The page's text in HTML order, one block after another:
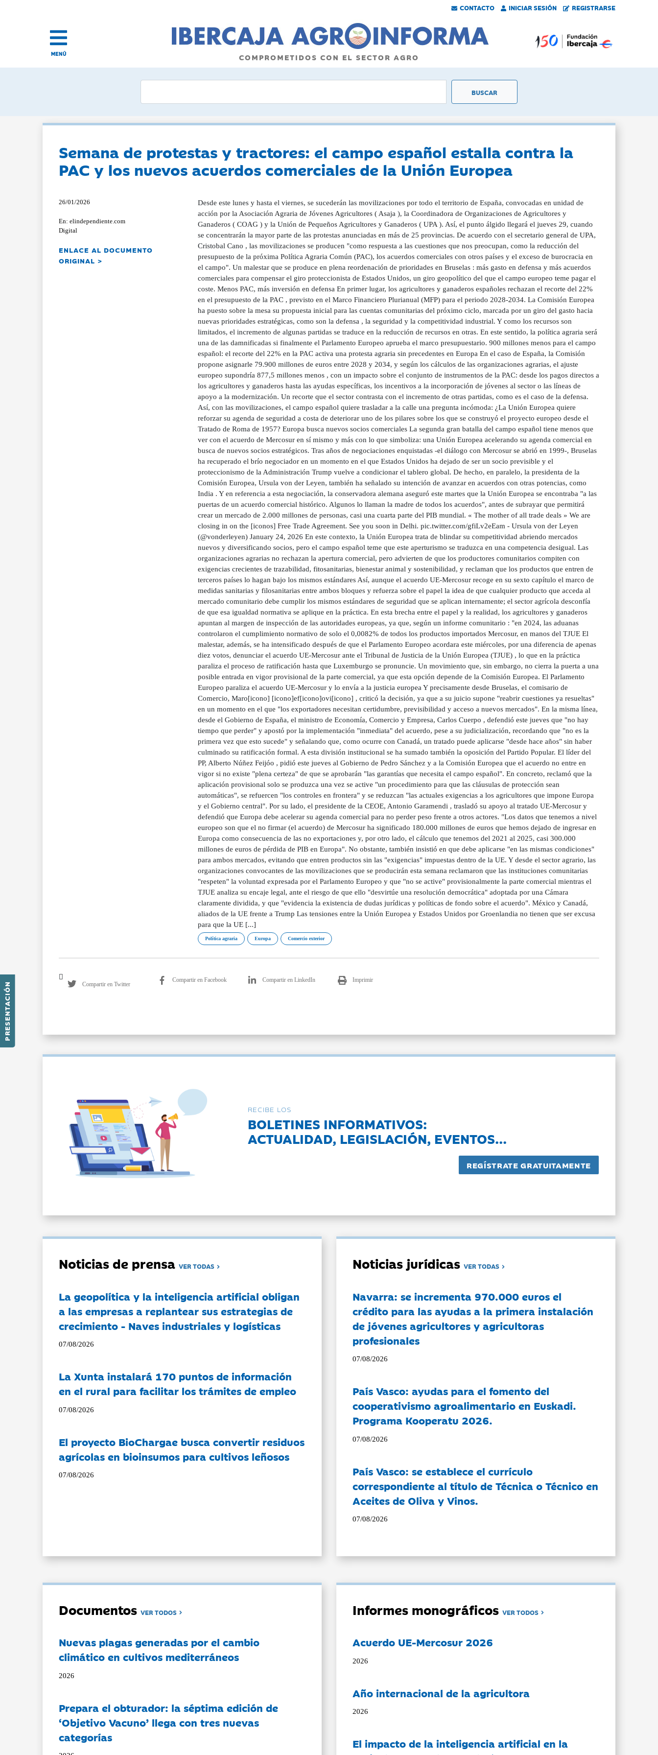
CONTACTO INICIAR SESIÓN REGISTRARSE
PRESENTACIÓN
MENÚ COMPROMETIDOS CON EL SECTOR AGRO
Semana de protestas y tractores: el campo español estalla contra la
PAC y los nuevos acuerdos comerciales de la Unión Europea
26/01/2026
En: elindependiente.com
Digital
ENLACE AL DOCUMENTO
ORIGINAL >
Desde este lunes y hasta el viernes, se sucederán las movilizaciones por todo el territorio de España, convocadas en unidad de
acción por la Asociación Agraria de Jóvenes Agricultores ( Asaja ), la Coordinadora de Organizaciones de Agricultores y
Ganaderos ( COAG ) y la Unión de Pequeños Agricultores y Ganaderos ( UPA ). Así, el punto álgido llegará el jueves 29, cuando
se concentrarán la mayor parte de las protestas anunciadas en más de 25 provincias. De acuerdo con el secretario general de UPA,
Cristobal Cano , las movilizaciones se producen "como respuesta a las cuestiones que nos preocupan, como la reducción del
presupuesto de la próxima Política Agraria Común (PAC), los acuerdos comerciales con otros países y el exceso de burocracia en
el campo". Un malestar que se produce en plena reordenación de prioridades en Bruselas : más gasto en defensa y más acuerdos
comerciales para compensar el giro proteccionista de Estados Unidos, un giro geopolítico del que el campo europeo teme pagar el
coste. Menos PAC, más inversión en defensa En primer lugar, los agricultores y ganaderos españoles rechazan el recorte del 22%
en el presupuesto de la PAC , previsto en el Marco Financiero Plurianual (MFP) para el periodo 2028-2034. La Comisión Europea
ha puesto sobre la mesa su propuesta inicial para las cuentas comunitarias del próximo ciclo, marcada por un giro del gasto hacia
nuevas prioridades estratégicas, como son la defensa , la seguridad y la competitividad industrial. Y como los recursos son
limitados, el incremento de algunas partidas se traduce en la reducción de recursos en otras. En este sentido, la política agraria será
una de las damnificadas si finalmente el Parlamento Europeo aprueba el marco presupuestario. 900 millones menos para el campo
español: el recorte del 22% en la PAC activa una protesta agraria sin precedentes en Europa En el caso de España, la Comisión
propone asignarle 79.900 millones de euros entre 2028 y 2034, y según los cálculos de las organizaciones agrarias, el ajuste
europeo supondría 877,5 millones menos , con un impacto sobre el conjunto de instrumentos de la PAC: desde los pagos directos a
los agricultores y ganaderos hasta las ayudas específicas, los incentivos a la incorporación de jóvenes al sector o las líneas de
apoyo a la modernización. Un recorte que el sector contrasta con el incremento de otras partidas, como es el caso de la defensa.
Así, con las movilizaciones, el campo español quiere trasladar a la calle una pregunta incómoda: ¿La Unión Europea quiere
reforzar su agenda de seguridad a costa de deteriorar uno de los pilares sobre los que se construyó el proyecto europeo desde el
Tratado de Roma de 1957? Europa busca nuevos socios comerciales La segunda gran batalla del campo español tiene menos que
ver con el acuerdo de Mercosur en sí mismo y más con lo que simboliza: una Unión Europea acelerando su agenda comercial en
busca de nuevos socios estratégicos. Tras años de negociaciones enquistadas -el diálogo con Mercosur se abrió en 1999-, Bruselas
ha recuperado el brío negociador en un momento en el que Estados Unidos ha dejado de ser un socio previsible y el
proteccionismo de la Administración Trump vuelve a condicionar el tablero global. De hecho, en paralelo, la presidenta de la
Comisión Europea, Ursula von der Leyen, también ha señalado su intención de avanzar en acuerdos con otras potencias, como
India . Y en referencia a esta negociación, la conservadora alemana aseguró este martes que la Unión Europea se encontraba "a las
puertas de un acuerdo comercial histórico. Algunos lo llaman la madre de todos los acuerdos", antes de subrayar que permitirá
crear un mercado de 2.000 millones de personas, casi una cuarta parte del PIB mundial. « The mother of all trade deals » We are
closing in on the [iconos] Free Trade Agreement. See you soon in Delhi. pic.twitter.com/gfiLv2eEam - Ursula von der Leyen
(@vonderleyen) January 24, 2026 En este contexto, la Unión Europea trata de blindar su competitividad abriendo mercados
nuevos y diversificando socios, pero el campo español teme que este aperturismo se traduzca en una competencia desigual. Las
organizaciones agrarias no rechazan la apertura comercial, pero advierten de que los productores comunitarios compiten con
exigencias crecientes de trazabilidad, fitosanitarias, bienestar animal y sostenibilidad, y reclaman que los productos que entren de
terceros países lo hagan bajo los mismos estándares Así, aunque el acuerdo UE-Mercosur recoge en su sexto capítulo el marco de
medidas sanitarias y filosanitarias entre ambos bloques y refuerza sobre el papel la idea de que cualquier producto que acceda al
mercado comunitario debe cumplir los mismos estándares de seguridad que se aplican internamente; el sector agrícola desconfía
de que esa igualdad normativa se aplique en la práctica. En esta brecha entre el papel y la realidad, los agricultores y ganaderos
apuntan al margen de inspección de las autoridades europeas, ya que, según un informe comunitario : "en 2024, las aduanas
controlaron el cumplimiento normativo de solo el 0,0082% de todos los productos importados Mercosur, en manos del TJUE El
malestar, además, se ha intensificado después de que el Parlamento Europeo acordara este miércoles, por una diferencia de apenas
diez votos, denunciar el acuerdo UE-Mercosur ante el Tribunal de Justicia de la Unión Europea (TJUE) , lo que en la práctica
paraliza el proceso de ratificación hasta que Luxemburgo se pronuncie. Un movimiento que, sin embargo, no cierra la puerta a una
posible entrada en vigor provisional de la parte comercial, ya que esta opción depende de la Comisión Europea. El Parlamento
Europeo paraliza el acuerdo UE-Mercosur y lo envía a la justicia europea Y precisamente desde Bruselas, el comisario de
Comercio, Maro[icono] [icono]ef[icono]ovi[icono] , criticó la decisión, ya que a su juicio supone "reabrir cuestiones ya resueltas"
en un momento en el que "los exportadores necesitan certidumbre, previsibilidad y acceso a nuevos mercados". En la misma línea,
desde el Gobierno de España, el ministro de Economía, Comercio y Empresa, Carlos Cuerpo , defendió este jueves que "no hay
tiempo que perder" y apostó por la implementación "inmediata" del acuerdo, pese a su judicialización, recordando que "no es la
primera vez que esto sucede" y señalando que, como ocurre con Canadá, un tratado puede aplicarse "desde hace años" sin haber
culminado su ratificación formal. A esta división institucional se ha sumado también la oposición del Partido Popular. El líder del
PP, Alberto Núñez Feijóo , pidió este jueves al Gobierno de Pedro Sánchez y a la Comisión Europea que el acuerdo no entre en
vigor si no existe "plena certeza" de que se aprobarán "las garantías que necesita el campo español". En concreto, reclamó que la
aplicación provisional solo se produzca una vez se active "un procedimiento para que las cláusulas de protección sean
automáticas", se refuercen "los controles en frontera" y se reduzcan "las actuales exigencias a los agricultores que impone Europa
y el Gobierno central". Por su lado, el presidente de la CEOE, Antonio Garamendi , trasladó su apoyo al tratado UE-Mercosur y
defendió que Europa debe acelerar su agenda comercial para no perder peso frente a otros actores. "Los datos que tenemos a nivel
europeo son que el no firmar (el acuerdo) de Mercosur ha significado 180.000 millones de euros que hemos dejado de ingresar en
Europa como consecuencia de las no exportaciones y, por otro lado, el cálculo que tenemos del 2021 al 2025, casi 300.000
millones de euros de pérdida de PIB en Europa". No obstante, también insistió en que debe aplicarse "en las mismas condiciones"
para ambos mercados, evitando que entren productos sin las "exigencias" impuestas dentro de la UE. Y desde el sector agrario, las
organizaciones convocantes de las movilizaciones que se producirán esta semana reclamaron que las instituciones comunitarias
"respeten" la voluntad expresada por el Parlamento Europeo y que "no se active" provisionalmente la parte comercial mientras el
TJUE analiza su encaje legal, ante el riesgo de que ello "desvirtúe una resolución democrática" adoptada por una Cámara
claramente dividida, y que "evidencia la existencia de dudas jurídicas y políticas de fondo sobre el acuerdo". México y Canadá,
aliados de la UE frente a Trump Las tensiones entre la Unión Europea y Estados Unidos por Groenlandia no tienen que ser excusa
para que la UE [...]
Política agraria Europa Comercio exterior
Compartir en Twitter
Compartir en Facebook Compartir en LinkedIn Imprimir
RECIBE LOS
BOLETINES INFORMATIVOS:
ACTUALIDAD, LEGISLACIÓN, EVENTOS...
Noticias de prensaVER TODAS
La geopolítica y la inteligencia artificial obligan
a las empresas a replantear sus estrategias de
crecimiento - Naves industriales y logísticas
07/08/2026
La Xunta instalará 170 puntos de información
en el rural para facilitar los trámites de empleo
07/08/2026
El proyecto BioChargae busca convertir residuos
agrícolas en bioinsumos para cultivos leñosos
07/08/2026
Noticias jurídicasVER TODAS
Navarra: se incrementa 970.000 euros el
crédito para las ayudas a la primera instalación
de jóvenes agricultores y agricultoras
profesionales
07/08/2026
País Vasco: ayudas para el fomento del
cooperativismo agroalimentario en Euskadi.
Programa Kooperatu 2026.
07/08/2026
País Vasco: se establece el currículo
correspondiente al título de Técnica o Técnico en
Aceites de Oliva y Vinos.
07/08/2026
DocumentosVER TODOS
Nuevas plagas generadas por el cambio
climático en cultivos mediterráneos
2026
Prepara el obturador: la séptima edición de
‘Objetivo Vacuno’ llega con tres nuevas
categorías
Informes monográficosVER TODOS
Acuerdo UE-Mercosur 2026
2026
Año internacional de la agricultora
2026
El impacto de la inteligencia artificial en la